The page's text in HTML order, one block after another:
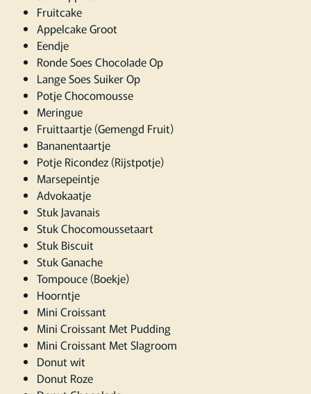
Fruitcake
Appelcake Groot
Eendje
Ronde Soes Chocolade Op
Lange Soes Suiker Op
Potje Chocomousse
Meringue
Fruittaartje (Gemengd Fruit)
Bananentaartje
Potje Ricondez (Rijstpotje)
Marsepeintje
Advokaatje
Stuk Javanais
Stuk Chocomoussetaart
Stuk Biscuit
Stuk Ganache
Tompouce (Boekje)
Hoorntje
Mini Croissant
Mini Croissant Met Pudding
Mini Croissant Met Slagroom
Donut wit
Donut Roze